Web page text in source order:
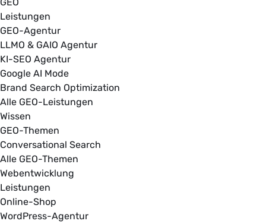
Leistungen
GEO-Agentur
LLMO & GAIO Agentur
KI-SEO Agentur
Google AI Mode
Brand Search Optimization
Alle GEO-Leistungen
Wissen
GEO-Themen
Conversational Search
Alle GEO-Themen
Webentwicklung
Leistungen
Online-Shop
WordPress-Agentur